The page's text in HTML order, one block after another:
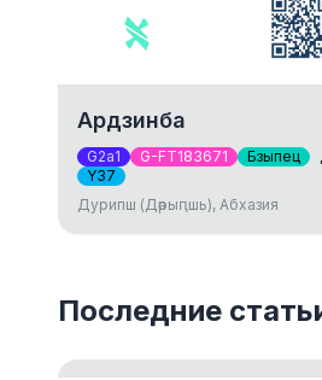
Ардзинба
G2a1 G-FT183671 Бзыпец
Y37
Дурипш (Дәрыԥшь), Абхазия
Последние